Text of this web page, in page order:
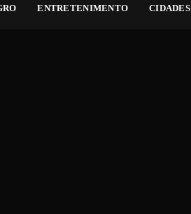
ENTRETENIMENTO CIDADES